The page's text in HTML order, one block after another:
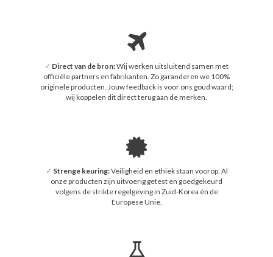
✓ Direct van de bron:Wij werken uitsluitend samen met
officiële partners en fabrikanten. Zo garanderen we 100%
originele producten. Jouw feedback is voor ons goud waard;
wij koppelen dit direct terug aan de merken.
✓ Strenge keuring:Veiligheid en ethiek staan voorop. Al
onze producten zijn uitvoerig getest en goedgekeurd
volgens de strikte regelgeving in Zuid-Korea én de
Europese Unie.